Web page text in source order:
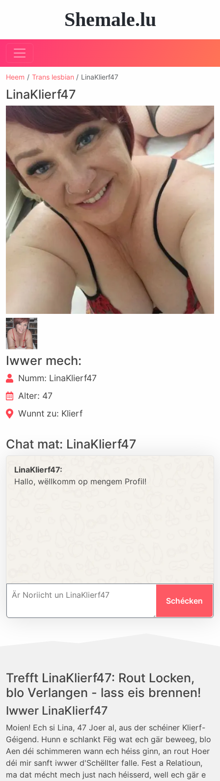
Shemale.lu
Heem Trans lesbian LinaKlierf47
LinaKlierf47
Iwwer mech:
Numm: LinaKlierf47
Alter: 47
Wunnt zu: Klierf
Chat mat: LinaKlierf47
LinaKlierf47:
Hallo, wëllkomm op mengem Profil!
Schécken
Trefft LinaKlierf47: Rout Locken,
blo Verlangen - lass eis brennen!
Iwwer LinaKlierf47
Moien! Ech si Lina, 47 Joer al, aus der schéiner Klierf-
Géigend. Hunn e schlankt Fëg wat ech gär beweeg, blo
Aen déi schimmeren wann ech héiss ginn, an rout Hoer
déi mir sanft iwwer d'Schëllter falle. Fest a Relatioun,
ma dat mécht mech just nach héisserd, well ech gär e